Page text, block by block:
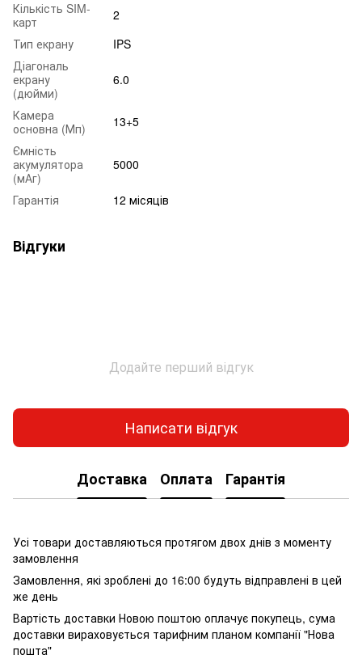
Кількість SIM-
карт
2
Тип екрану
IPS
Діагональ
екрану
(дюйми)
6.0
Камера
основна (Мп)
13+5
Ємність
акумулятора
(мАг)
5000
Гарантія 12 місяців
Відгуки
Додайте перший відгук
Написати відгук
Доставка Оплата Гарантія
Усі товари доставляються протягом двох днів з моменту
замовлення
Замовлення, які зроблені до 16:00 будуть відправлені в цей
же день
Вартість доставки Новою поштою оплачує покупець, сума
доставки вираховується тарифним планом компанії "Нова
пошта"